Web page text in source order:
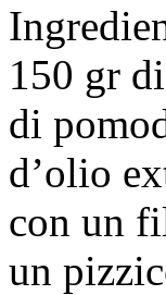
150 gr
di
d’olio
con un
un